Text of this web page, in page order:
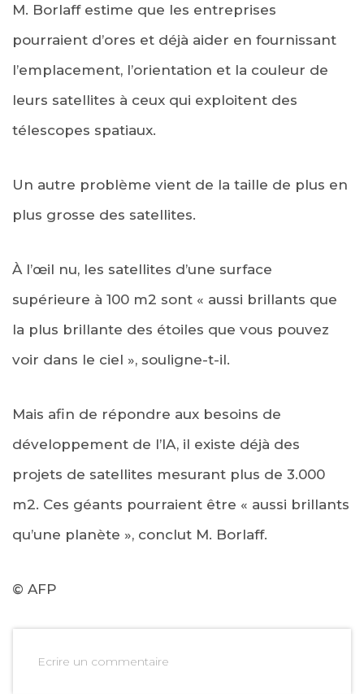
M. Borlaff estime que les entreprises
pourraient d’ores et déjà aider en fournissant
l’emplacement, l’orientation et la couleur de
leurs satellites à ceux qui exploitent des
télescopes spatiaux.
Un autre problème vient de la taille de plus en
plus grosse des satellites.
À l’œil nu, les satellites d’une surface
supérieure à 100 m2 sont « aussi brillants que
la plus brillante des étoiles que vous pouvez
voir dans le ciel », souligne-t-il.
Mais afin de répondre aux besoins de
développement de l’IA, il existe déjà des
projets de satellites mesurant plus de 3.000
m2. Ces géants pourraient être « aussi brillants
qu’une planète », conclut M. Borlaff.
© AFP
Ecrire un commentaire